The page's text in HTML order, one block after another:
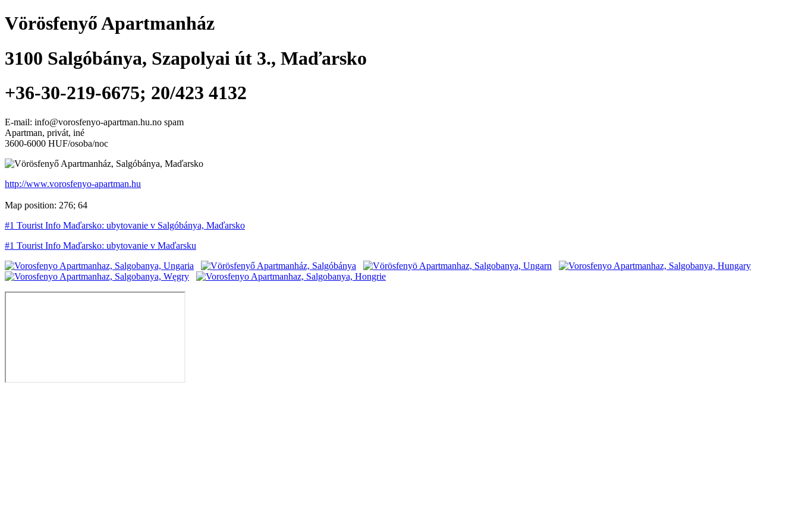
Vörösfenyő Apartmanház
3100 Salgóbánya, Szapolyai út 3., Maďarsko
+36-30-219-6675; 20/423 4132
E-mail: info@vorosfenyo-apartman.hu.no spam
Apartman, privát, iné
3600-6000 HUF/osoba/noc
http://www.vorosfenyo-apartman.hu
Map position: 276; 64
#1 Tourist Info Maďarsko: ubytovanie v Salgóbánya, Maďarsko
#1 Tourist Info Maďarsko: ubytovanie v Maďarsku